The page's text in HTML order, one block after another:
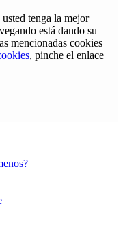
tenga la mejor
está dando su
mencionadas cookies
, pinche el enlace